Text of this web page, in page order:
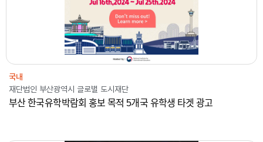
국내
재단법인 부산광역시 글로벌 도시재단
부산 한국유학박람회 홍보 목적 5개국 유학생 타겟 광고